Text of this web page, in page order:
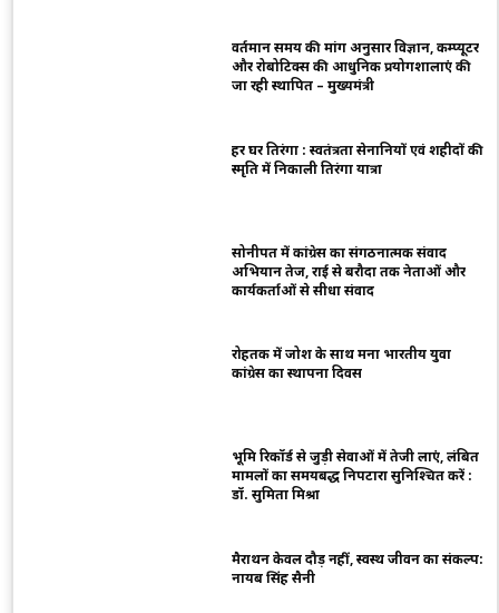
वर्तमान समय की मांग अनुसार विज्ञान, कम्प्यूटर
और रोबोटिक्स की आधुनिक प्रयोगशालाएं की
जा रही स्थापित – मुख्यमंत्री
हर घर तिरंगा : स्वतंत्रता सेनानियों एवं शहीदों की
स्मृति में निकाली तिरंगा यात्रा
सोनीपत में कांग्रेस का संगठनात्मक संवाद
अभियान तेज, राई से बरौदा तक नेताओं और
कार्यकर्ताओं से सीधा संवाद
रोहतक में जोश के साथ मना भारतीय युवा
कांग्रेस का स्थापना दिवस
भूमि रिकॉर्ड से जुड़ी सेवाओं में तेजी लाएं, लंबित
मामलों का समयबद्ध निपटारा सुनिश्चित करें :
डॉ. सुमिता मिश्रा
मैराथन केवल दौड़ नहीं, स्वस्थ जीवन का संकल्प:
नायब सिंह सैनी